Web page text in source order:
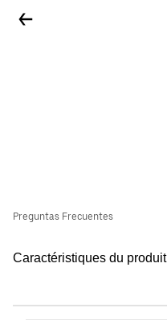
Preguntas Frecuentes
Caractéristiques du produit